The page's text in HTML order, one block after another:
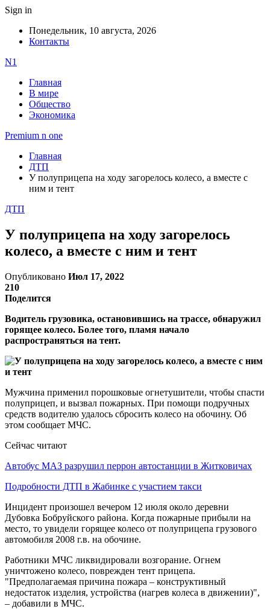
Sign in
Понедельник, 10 августа, 2026
Контакты
N1
Главная
В мире
Общество
Экономика
Premium n one
Главная
ДТП
У полуприцепа на ходу загорелось колесо, а вместе с
ним и тент
ДТП
У полуприцепа на ходу загорелось
колесо, а вместе с ним и тент
Опубликовано Июл 17, 2022
210
Поделится
Водитель грузовика, остановившись на трассе, обнаружил
горящее колесо. Более того, пламя начало
распространяться на тент.
Мужчина применил порошковые огнетушители, чтобы спасти
полуприцеп, и вызвал пожарных. При помощи подручных
средств водителю удалось сбросить колесо на обочину. Об
этом сообщает МЧС.
Сейчас читают
Автобус МАЗ разрушил перрон автостанции в Житковичах
Подробности ДТП в Жабинке с участием такси
Инцидент произошел вечером 12 июля около деревни
Дубовка Бобруйского района. Когда пожарные прибыли на
место, то увидели горящее колесо от полуприцепа грузового
автомобиля 2008 г.в. на обочине.
Работники МЧС ликвидировали возгорание. Огнем
уничтожено колесо, поврежден тент прицепа.
"Предполагаемая причина пожара – конструктивный
недостаток изделия, устройства (нагрев колеса в движении)",
– добавили в МЧС.